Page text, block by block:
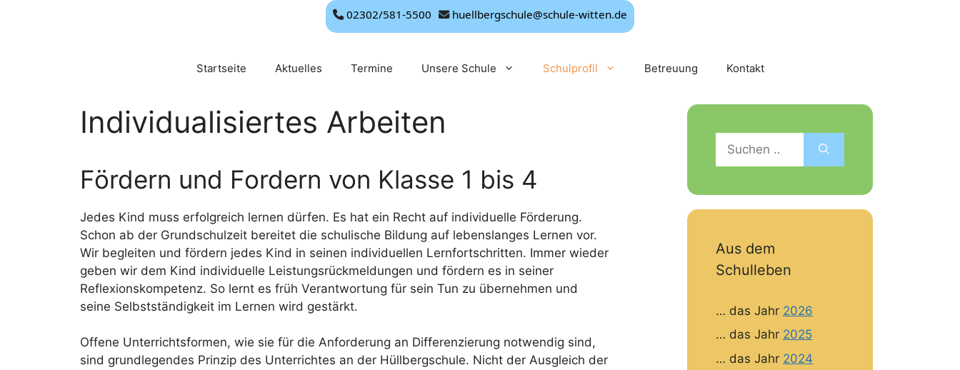
02302/581-5500 huellbergschule@schule-witten.de
Startseite Aktuelles Termine Unsere Schule Schulprofil Betreuung Kontakt
Individualisiertes Arbeiten
Fördern und Fordern von Klasse 1 bis 4
Jedes Kind muss erfolgreich lernen dürfen. Es hat ein Recht auf individuelle Förderung.
Schon ab der Grundschulzeit bereitet die schulische Bildung auf lebenslanges Lernen vor.
Wir begleiten und fördern jedes Kind in seinen individuellen Lernfortschritten. Immer wieder
geben wir dem Kind individuelle Leistungsrückmeldungen und fördern es in seiner
Reflexionskompetenz. So lernt es früh Verantwortung für sein Tun zu übernehmen und
seine Selbstständigkeit im Lernen wird gestärkt.
Offene Unterrichtsformen, wie sie für die Anforderung an Differenzierung notwendig sind,
sind grundlegendes Prinzip des Unterrichtes an der Hüllbergschule. Nicht der Ausgleich der
nach:
Aus dem
Schulleben
… das Jahr 2026
… das Jahr 2025
… das Jahr 2024